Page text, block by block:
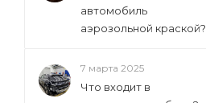
автомобиль
аэрозольной краской?
7 марта 2025
Что входит в